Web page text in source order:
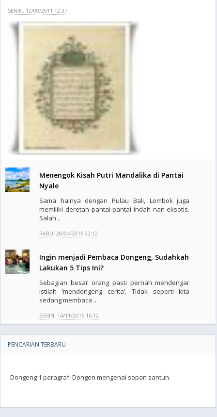
SENIN, 12/09/2011 12:37
Menengok Kisah Putri Mandalika di Pantai
Nyale
Sama halnya dengan Pulau Bali, Lombok juga
memiliki deretan pantai-pantai indah nan eksotis.
Salah ..
RABU, 20/04/2016 22:12
Ingin menjadi Pembaca Dongeng, Sudahkah
Lakukan 5 Tips Ini?
Sebagian besar orang pasti pernah mendengar
istilah ‘mendongeng cerita’. Tidak seperti kita
sedang membaca ..
SENIN, 14/11/2016 16:12
PENCARIAN TERBARU
Dongeng 1 paragraf. Dongen mengenai sopan santun.